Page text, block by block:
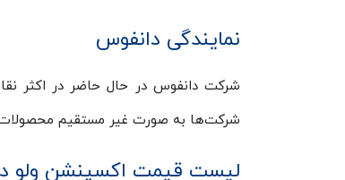
نمایندگی دانفوس
شرکت دانفوس در حال حاضر در اکثر
شرکت‌ها به صورت غیر مستقیم
لیست قیمت اکسپنشن ولو